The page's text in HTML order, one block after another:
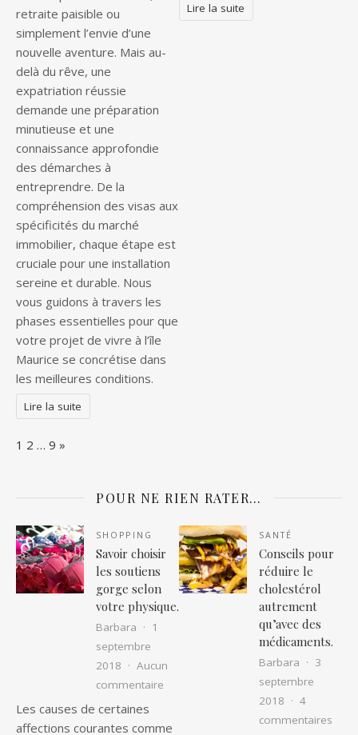
retraite paisible ou
simplement l’envie d’une
nouvelle aventure. Mais au-
delà du rêve, une
expatriation réussie
demande une préparation
minutieuse et une
connaissance approfondie
des démarches à
entreprendre. De la
compréhension des visas aux
spécificités du marché
immobilier, chaque étape est
cruciale pour une installation
sereine et durable. Nous
vous guidons à travers les
phases essentielles pour que
votre projet de vivre à l’île
Maurice se concrétise dans
les meilleures conditions.
Lire la suite
Lire la suite
Page:
1 2 … 9 Next
»
POUR NE RIEN RATER…
SHOPPING
Savoir choisir
les soutiens
gorge selon
votre physique.
Barbara
1
septembre
2018
Aucun
commentaire sur Savoir choisir les soutiens gorge
Les causes de certaines
affections courantes comme
SANTÉ
Conseils pour
réduire le
cholestérol
autrement
qu’avec des
médicaments.
Barbara
3
septembre
2018
4
commentaires